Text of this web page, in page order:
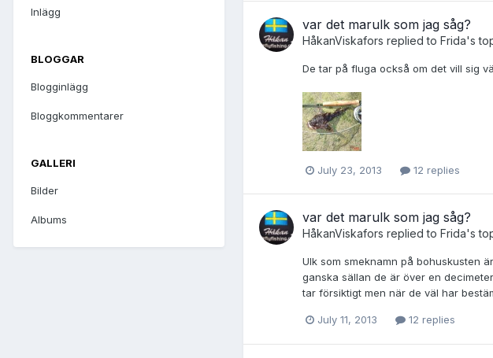
Inlägg
BLOGGAR
Blogginlägg
Bloggkommentarer
GALLERI
Bilder
Albums
var det marulk som jag såg?
HåkanViskafors replied to Frida's
De tar på fluga också om det vill sig
July 23, 2013 12 replies
var det marulk som jag såg?
HåkanViskafors replied to Frida's
Ulk som smeknamn på bohuskusten
ganska sällan de är över en
tar försiktigt men när de väl har
July 11, 2013 12 replies